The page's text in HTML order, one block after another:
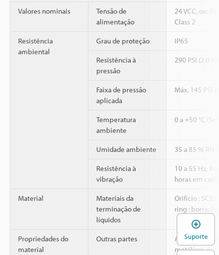
Valores nominais
Tensão de
alimentação
24 VCC,
Class 2
Resistência
ambiental
Grau de proteção IP65
Resistência à
pressão
290 PSI (2.0
Faixa de pressão
aplicada
Máx. 145 PSI
Temperatura
ambiente
0 a +50 °C
Umidade ambiente 35 a 85 % RH
Resistência à
vibração
10 a 55 Hz,
horas em
Material
Materiais da
terminação de
líquidos
Orifício :
ring :
Propriedades do
material
Outras partes
Áreas
metálicas da
Suporte